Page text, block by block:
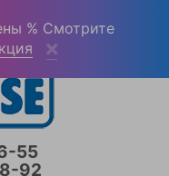
55
92
% Смотрите